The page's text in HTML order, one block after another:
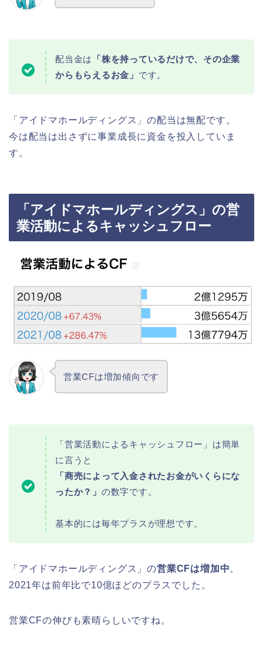
配当金は
「株を持っているだけで、その企業
からもらえるお金」 です。
「アイドマホールディングス」の配当は無配です。
今は配当は出さずに事業成長に資金を投入していま
す。
「アイドマホールディングス」の営
業活動によるキャッシュフロー
営業CFは増加傾向です
「営業活動によるキャッシュフロー」は簡単
に言うと
「商売によって入金されたお金がいくらにな
ったか？」 の数字です。
基本的には毎年プラスが理想です。
「アイドマホールディングス」の営業CFは増加中。
2021年は前年比で10億ほどのプラスでした。
営業CFの伸びも素晴らしいですね。